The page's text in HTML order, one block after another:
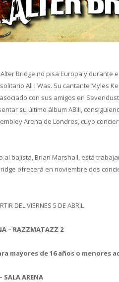
Bridge no pisa Europa y durante
All I Was. Su cantante Myles
con sus amigos en
su último álbum ABIII,
Arena de Londres, cuyo
al bajista, Brian Marshall, está
ofrecerá en noviembre dos
DEL VIERNES 5 DE ABRIL
– RAZZMATAZZ 2
mayores de 16 años o
SALA ARENA